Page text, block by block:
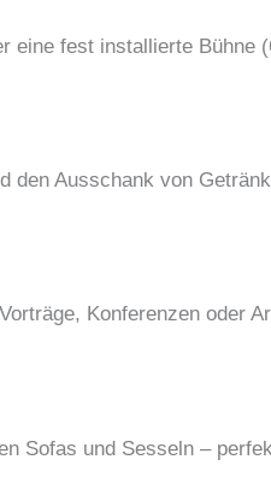
fest installierte Bühne
Ausschank von
Konferenzen oder
Sofas und Sesseln –